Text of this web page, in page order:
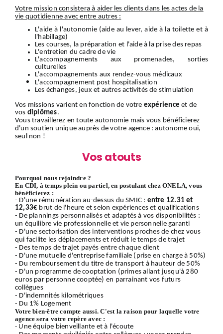
Votre mission consistera à aider les clients dans les actes de la
vie quotidienne avec entre autres :
L'aide à l'autonomie (aide au lever, aide à la toilette et à
l'habillage)
Les courses, la préparation et l'aide à la prise des repas
L'entretien du cadre de vie
L'accompagnements aux promenades, sorties
culturelles
L'accompagnements aux rendez-vous médicaux
L'accompagnement post hospitalisation
Les échanges, jeux et autres activités de stimulation
Vos missions varient en fonction de votre expérience et de
vos diplômes.
Vous travaillerez en toute autonomie mais vous bénéficierez
d'un soutien unique auprès de votre agence : autonome oui,
seul non !
Vos atouts
Pourquoi nous rejoindre ?
En CDI, à temps plein ou partiel, en postulant chez ONELA, vous
bénéficierez :
- D'une rémunération au-dessus du SMIC : entre 12.31 et
12,33€ brut de l'heure et selon expériences et qualifications
- De plannings personnalisés et adaptés à vos disponibilités :
un équilibre vie professionnelle et vie personnelle garanti
- D'une sectorisation des interventions proches de chez vous
qui facilite les déplacements et réduit le temps de trajet
- Des temps de trajet payés entre chaque client
- D'une mutuelle d'entreprise familiale (prise en charge à 50%)
- Du remboursement du titre de transport à hauteur de 50%
- D'un programme de cooptation (primes allant jusqu'à 280
euros par personne cooptée) en parrainant vos futurs
collègues
- D'indemnités kilométriques
- Du 1% Logement
Votre bien-être compte aussi. C'est la raison pour laquelle votre
agence sera votre repère avec :
- Une équipe bienveillante et à l'écoute